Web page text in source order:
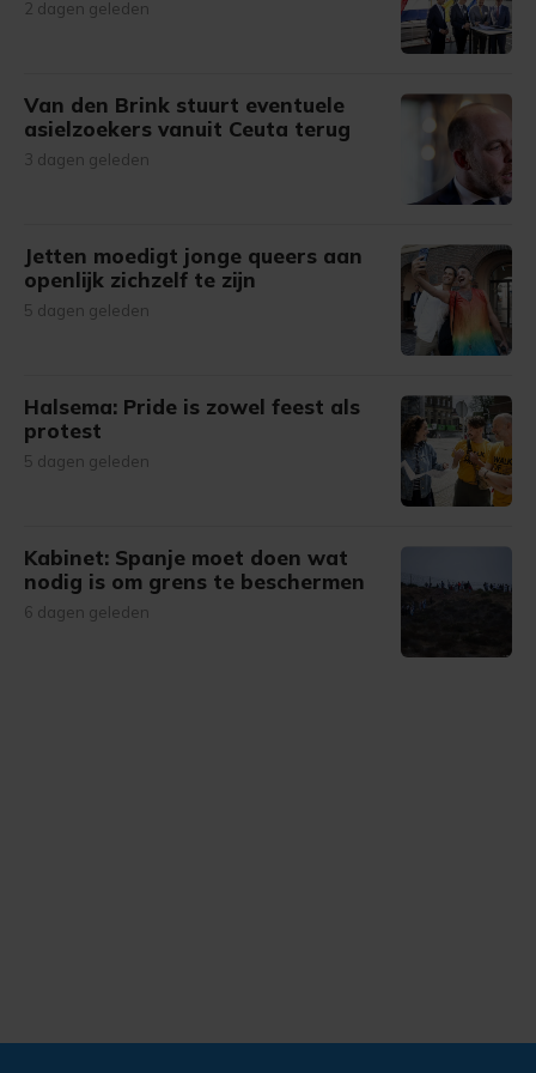
2 dagen geleden
Van den Brink stuurt eventuele
asielzoekers vanuit Ceuta terug
3 dagen geleden
Jetten moedigt jonge queers aan
openlijk zichzelf te zijn
5 dagen geleden
Halsema: Pride is zowel feest als
protest
5 dagen geleden
Kabinet: Spanje moet doen wat
nodig is om grens te beschermen
6 dagen geleden